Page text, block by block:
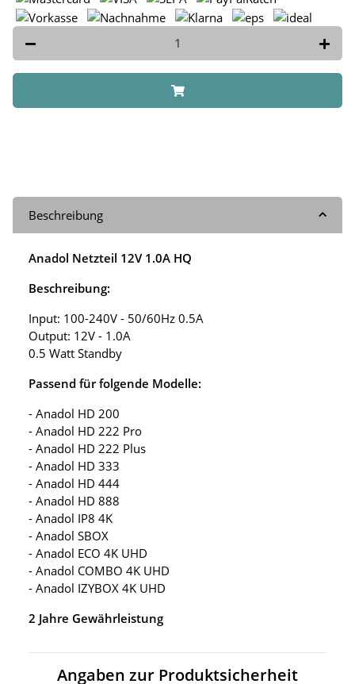
Beschreibung
Anadol Netzteil 12V 1.0A HQ
Beschreibung:
Input: 100-240V - 50/60Hz 0.5A
Output: 12V - 1.0A
0.5 Watt Standby
Passend für folgende Modelle:
- Anadol HD 200
- Anadol HD 222 Pro
- Anadol HD 222 Plus
- Anadol HD 333
- Anadol HD 444
- Anadol HD 888
- Anadol IP8 4K
- Anadol SBOX
- Anadol ECO 4K UHD
- Anadol COMBO 4K UHD
- Anadol IZYBOX 4K UHD
2 Jahre Gewährleistung
Angaben zur Produktsicherheit